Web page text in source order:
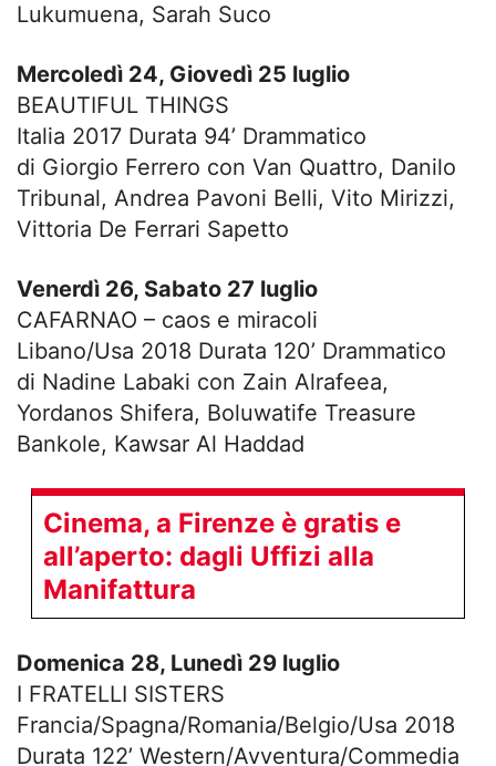
Lukumuena, Sarah Suco
Mercoledì 24, Giovedì 25 luglio
BEAUTIFUL THINGS
Italia 2017 Durata 94’ Drammatico
di Giorgio Ferrero con Van Quattro, Danilo
Tribunal, Andrea Pavoni Belli, Vito Mirizzi,
Vittoria De Ferrari Sapetto
Venerdì 26, Sabato 27 luglio
CAFARNAO – caos e miracoli
Libano/Usa 2018 Durata 120’ Drammatico
di Nadine Labaki con Zain Alrafeea,
Yordanos Shifera, Boluwatife Treasure
Bankole, Kawsar Al Haddad
Cinema, a Firenze è gratis e
all’aperto: dagli Uffizi alla
Manifattura
Domenica 28, Lunedì 29 luglio
I FRATELLI SISTERS
Francia/Spagna/Romania/Belgio/Usa 2018
Durata 122’ Western/Avventura/Commedia